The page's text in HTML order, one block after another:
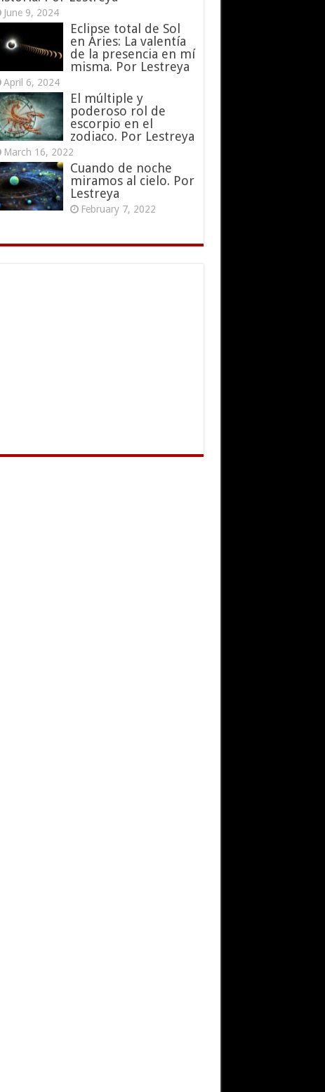
June 9, 2024
Eclipse total de Sol
en Aries: La valentía
de la presencia en mí
misma. Por Lestreya
April 6, 2024
El múltiple y
poderoso rol de
escorpio en el
zodiaco. Por Lestreya
March 16, 2022
Cuando de noche
miramos al cielo. Por
Lestreya
February 7, 2022